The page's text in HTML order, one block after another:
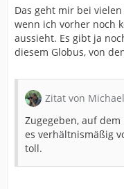
Das geht mir bei
wenn ich vorher noch
aussieht. Es gibt ja
diesem Globus, von
Zitat von
Zugegeben, auf
es verhältnismäßig
toll.